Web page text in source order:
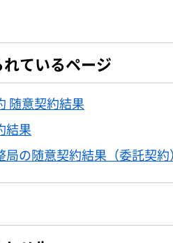
ているページ
随意契約結果
結果
局の随意契約結果（委託契約）